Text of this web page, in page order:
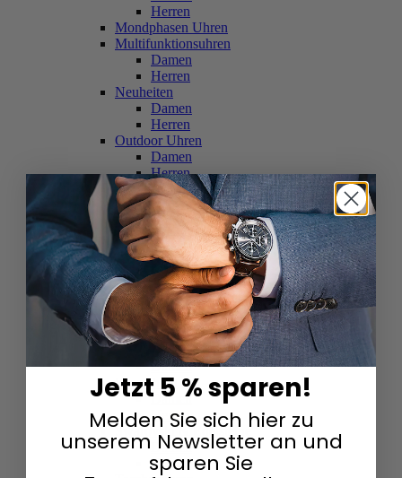
Herren
Mondphasen Uhren
Multifunktionsuhren
Damen
Herren
Neuheiten
Damen
Herren
Outdoor Uhren
Damen
Herren
Schweizer Uhren
Damen
Herren
Skelettuhren
Damen
Herren
Smartwatches
Damen
Herren
Solaruhren
Herren
Damen
Sportuhren
Damen
Herren
Swarovski & Edelsteine
Damen
Herren
Jetzt 5 % sparen!
Melden Sie sich hier zu
unserem Newsletter an und
sparen Sie